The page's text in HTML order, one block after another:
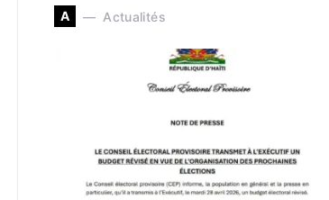
A Actualités